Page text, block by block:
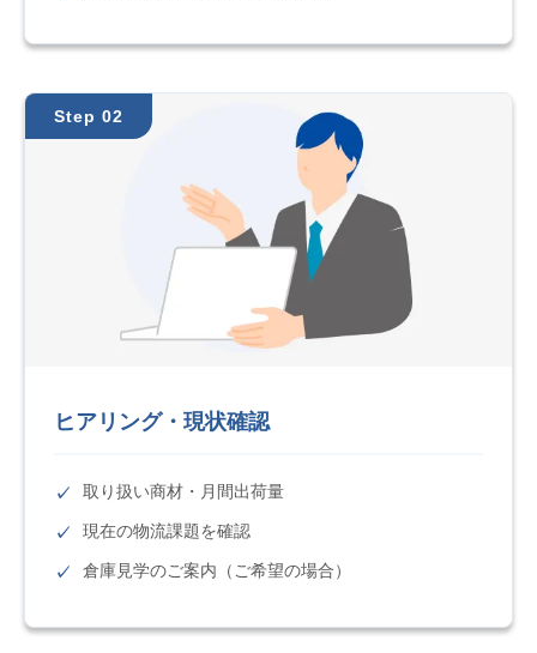
Step 02
ヒアリング・現状確認
取り扱い商材・月間出荷量
現在の物流課題を確認
倉庫見学のご案内（ご希望の場合）